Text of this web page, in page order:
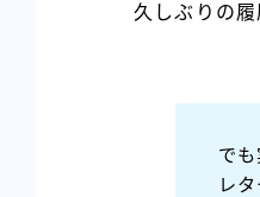
久しぶりの
で
レ